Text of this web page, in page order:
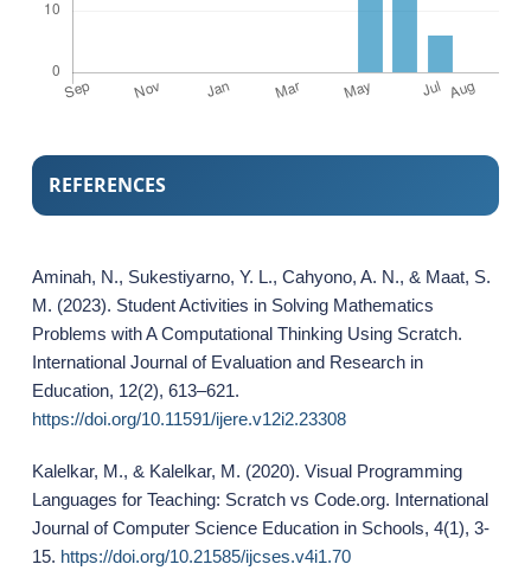
REFERENCES
Aminah, N., Sukestiyarno, Y. L., Cahyono, A. N., & Maat, S.
M. (2023). Student Activities in Solving Mathematics
Problems with A Computational Thinking Using Scratch.
International Journal of Evaluation and Research in
Education, 12(2), 613–621.
https://doi.org/10.11591/ijere.v12i2.23308
Kalelkar, M., & Kalelkar, M. (2020). Visual Programming
Languages for Teaching: Scratch vs Code.org. International
Journal of Computer Science Education in Schools, 4(1), 3-
15. https://doi.org/10.21585/ijcses.v4i1.70